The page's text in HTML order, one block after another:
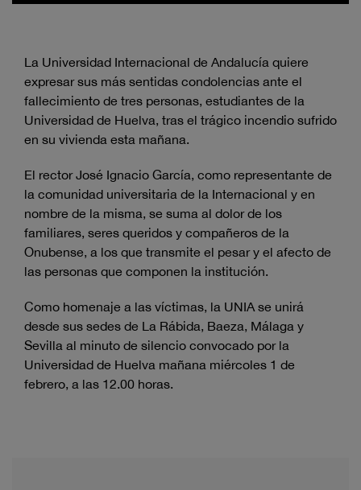
La Universidad Internacional de Andalucía quiere
expresar sus más sentidas condolencias ante el
fallecimiento de tres personas, estudiantes de la
Universidad de Huelva, tras el trágico incendio sufrido
en su vivienda esta mañana.
El rector José Ignacio García, como representante de
la comunidad universitaria de la Internacional y en
nombre de la misma, se suma al dolor de los
familiares, seres queridos y compañeros de la
Onubense, a los que transmite el pesar y el afecto de
las personas que componen la institución.
Como homenaje a las víctimas, la UNIA se unirá
desde sus sedes de La Rábida, Baeza, Málaga y
Sevilla al minuto de silencio convocado por la
Universidad de Huelva mañana miércoles 1 de
febrero, a las 12.00 horas.